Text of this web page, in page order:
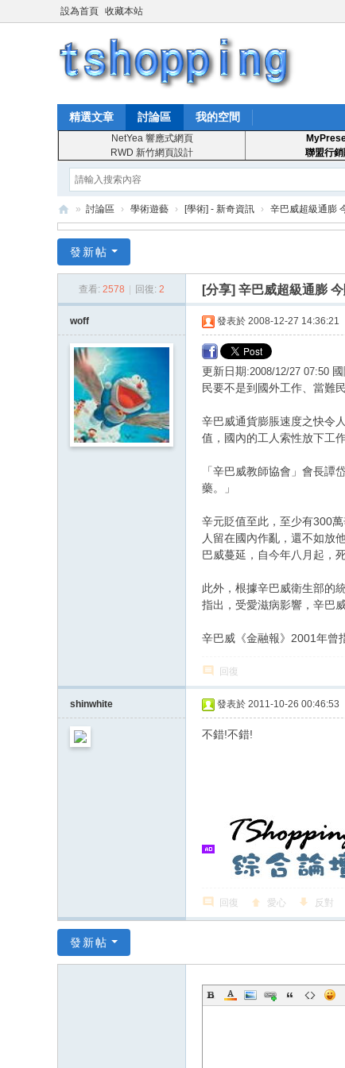
設為首頁 收藏本站
精選文章 討論區 我的空間
NetYea 響應式網頁
RWD 新竹網頁設計
聯盟行
T
ho
pp
» 討論區 › 學術遊藝 › [學術] - 新奇資訊 › 辛巴威超級通膨
發新帖
查看: 2578 回復: 2 [分享] 辛巴威超級通膨
woff 發表於 2008-12-27 14:36:21
更新日期:2008/12/27 07:50
民要不是到國外工作、當難
辛巴威通貨膨脹速度之快令
值，國內的工人索性放下工
「辛巴威教師協會」會長
藥。」
辛元貶值至此，至少有300
人留在國內作亂，還不如放
巴威蔓延，自今年八月起，
此外，根據辛巴威衛生部的
指出，受愛滋病影響，辛巴
辛巴威《金融報》2001年曾
回復
shinwhite 發表於 2011-10-26 00:46:53
不錯!不錯!
回復 愛心 反對
發新帖